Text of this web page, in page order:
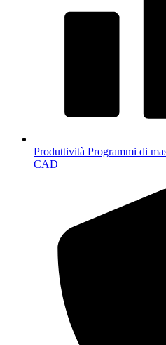
Produttività Programmi di
CAD